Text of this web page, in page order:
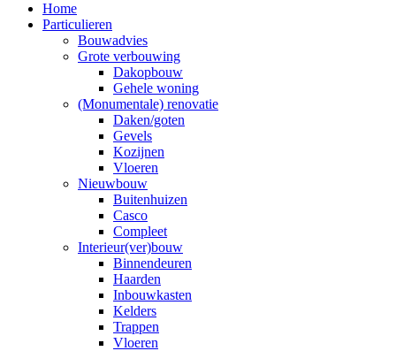
Home
Particulieren
Bouwadvies
Grote verbouwing
Dakopbouw
Gehele woning
(Monumentale) renovatie
Daken/goten
Gevels
Kozijnen
Vloeren
Nieuwbouw
Buitenhuizen
Casco
Compleet
Interieur(ver)bouw
Binnendeuren
Haarden
Inbouwkasten
Kelders
Trappen
Vloeren